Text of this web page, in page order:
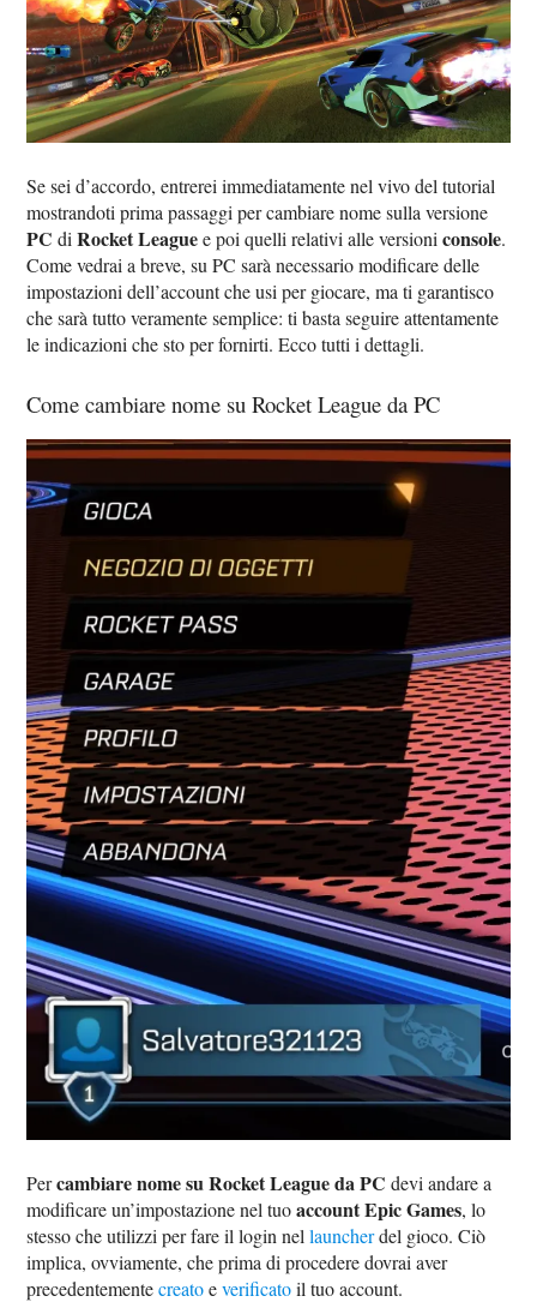
Se sei d’accordo, entrerei immediatamente nel vivo del tutorial
mostrandoti prima passaggi per cambiare nome sulla versione
PC diRocket Leaguee poi quelli relativi alle versioniconsole.
Come vedrai a breve, su PC sarà necessario modificare delle
impostazioni dell’account che usi per giocare, ma ti garantisco
che sarà tutto veramente semplice: ti basta seguire attentamente
le indicazioni che sto per fornirti. Ecco tutti i dettagli.
Come cambiare nome su Rocket League da PC
Percambiare nome su Rocket League da PC devi andare a
modificare un’impostazione nel tuoaccount Epic Games, lo
stesso che utilizzi per fare il login nellauncherdel gioco. Ciò
implica, ovviamente, che prima di procedere dovrai aver
precedentementecreatoeverificatoil tuo account.